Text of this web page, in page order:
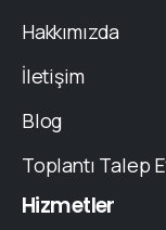
Hakkımızda
İletişim
Blog
Toplantı Talep
Hizmetler